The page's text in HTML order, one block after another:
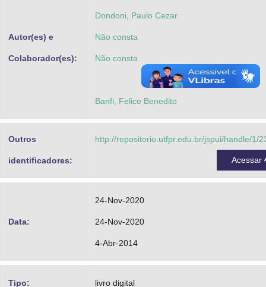
Autor(es) e
Colaborador(es):
Dondoni, Paulo Cezar
Não consta
Não consta
Banfi, Felice Benedito
Outros
identificadores:
http://repositorio.utfpr.edu.br/jspui/handle/1/
Acessar
Data:
24-Nov-2020
24-Nov-2020
4-Abr-2014
Tipo: livro digital